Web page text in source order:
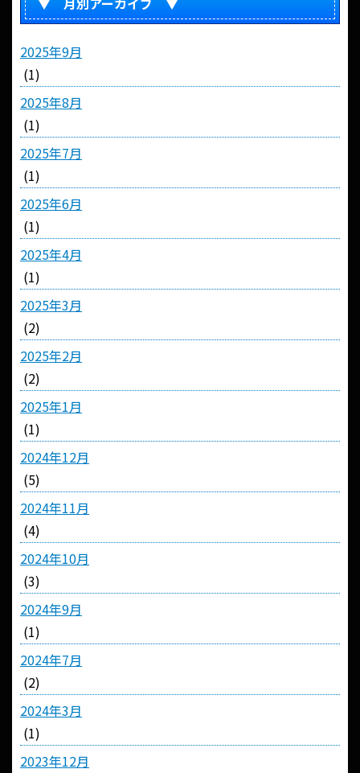
2025年9月
(1)
2025年8月
(1)
2025年7月
(1)
2025年6月
(1)
2025年4月
(1)
2025年3月
(2)
2025年2月
(2)
2025年1月
(1)
2024年12月
(5)
2024年11月
(4)
2024年10月
(3)
2024年9月
(1)
2024年7月
(2)
2024年3月
(1)
2023年12月